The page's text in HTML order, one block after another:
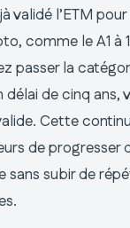
validé l’ETM
comme le A1 à
passer la
délai de cinq ans,
Cette
de progresser
sans subir de